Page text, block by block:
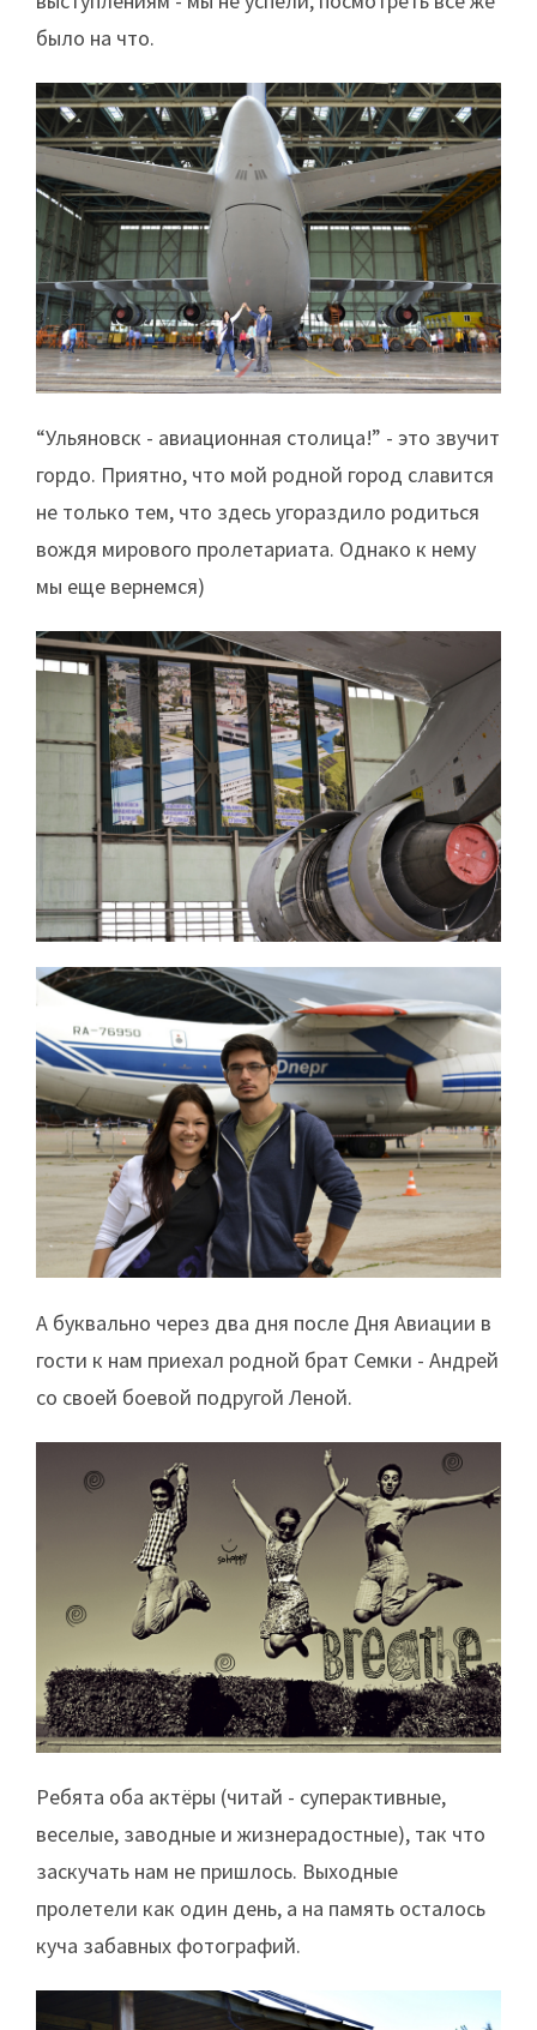
было на что.
“Ульяновск - авиационная столица!” - это звучит
гордо. Приятно, что мой родной город славится
не только тем, что здесь угораздило родиться
вождя мирового пролетариата. Однако к нему
мы еще вернемся)
А буквально через два дня после Дня Авиации в
гости к нам приехал родной брат Семки - Андрей
со своей боевой подругой Леной.
Ребята оба актёры (читай - суперактивные,
веселые, заводные и жизнерадостные), так что
заскучать нам не пришлось. Выходные
пролетели как один день, а на память осталось
куча забавных фотографий.